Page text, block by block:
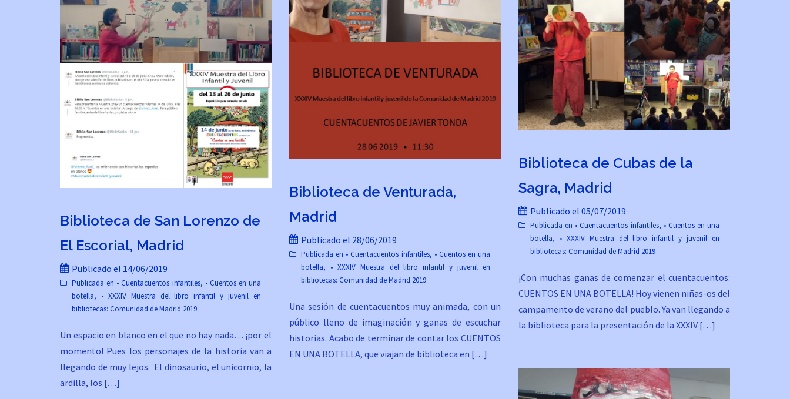
Biblioteca de Cubas de la
Sagra, Madrid
Publicado el 05/07/2019
Publicada en • Cuentacuentos infantiles, • Cuentos en una
botella, • XXXIV Muestra del libro infantil y juvenil en
bibliotecas: Comunidad de Madrid 2019
¡Con muchas ganas de comenzar el cuentacuentos:
CUENTOS EN UNA BOTELLA! Hoy vienen niñas-os del
campamento de verano del pueblo. Ya van llegando a
la biblioteca para la presentación de la XXXIV […]
Biblioteca de Venturada,
Madrid
Publicado el 28/06/2019
Publicada en • Cuentacuentos infantiles, • Cuentos en una
botella, • XXXIV Muestra del libro infantil y juvenil en
bibliotecas: Comunidad de Madrid 2019
Una sesión de cuentacuentos muy animada, con un
público lleno de imaginación y ganas de escuchar
historias. Acabo de terminar de contar los CUENTOS
EN UNA BOTELLA, que viajan de biblioteca en […]
Biblioteca de San Lorenzo de
El Escorial, Madrid
Publicado el 14/06/2019
Publicada en • Cuentacuentos infantiles, • Cuentos en una
botella, • XXXIV Muestra del libro infantil y juvenil en
bibliotecas: Comunidad de Madrid 2019
Un espacio en blanco en el que no hay nada… ¡por el
momento! Pues los personajes de la historia van a
llegando de muy lejos. El dinosaurio, el unicornio, la
ardilla, los […]